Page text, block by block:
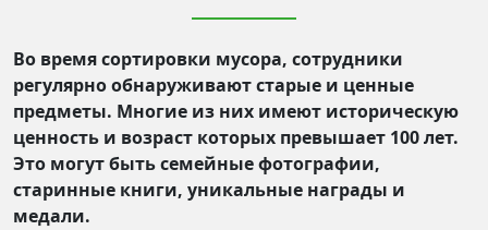
Во время сортировки мусора, сотрудники
регулярно обнаруживают старые и ценные
предметы. Многие из них имеют историческую
ценность и возраст которых превышает 100 лет.
Это могут быть семейные фотографии,
старинные книги, уникальные награды и
медали.